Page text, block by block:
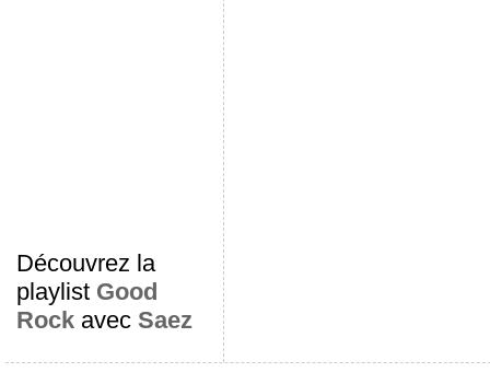
Découvrez la
playlist Good
Rockavec Saez